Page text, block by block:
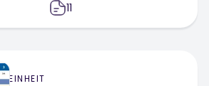
11
EINHEIT